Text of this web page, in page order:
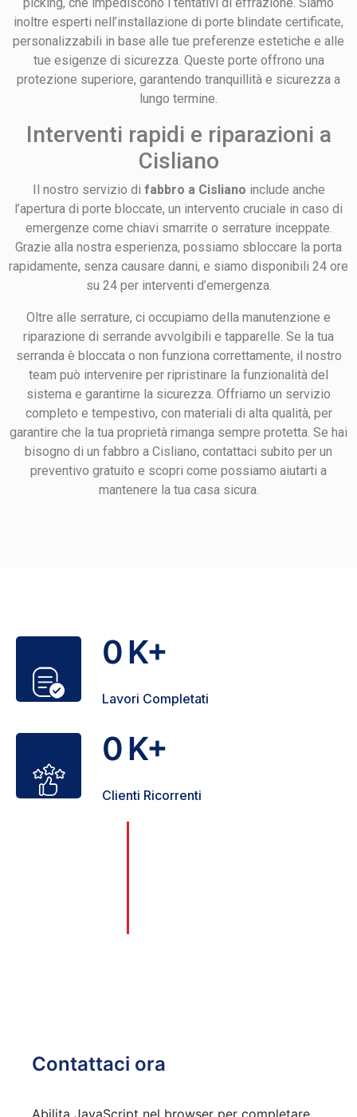
inoltre esperti nell’installazione di porte blindate certificate,
personalizzabili in base alle tue preferenze estetiche e alle
tue esigenze di sicurezza. Queste porte offrono una
protezione superiore, garantendo tranquillità e sicurezza a
lungo termine.
Interventi rapidi e riparazioni a
Cisliano
Il nostro servizio di fabbro a Cisliano include anche
l’apertura di porte bloccate, un intervento cruciale in caso di
emergenze come chiavi smarrite o serrature inceppate.
Grazie alla nostra esperienza, possiamo sbloccare la porta
rapidamente, senza causare danni, e siamo disponibili 24 ore
su 24 per interventi d’emergenza.
Oltre alle serrature, ci occupiamo della manutenzione e
riparazione di serrande avvolgibili e tapparelle. Se la tua
serranda è bloccata o non funziona correttamente, il nostro
team può intervenire per ripristinare la funzionalità del
sistema e garantirne la sicurezza. Offriamo un servizio
completo e tempestivo, con materiali di alta qualità, per
garantire che la tua proprietà rimanga sempre protetta. Se hai
bisogno di un fabbro a Cisliano, contattaci subito per un
preventivo gratuito e scopri come possiamo aiutarti a
mantenere la tua casa sicura.
0K+
Lavori Completati
0K+
Clienti Ricorrenti
Contattaci ora